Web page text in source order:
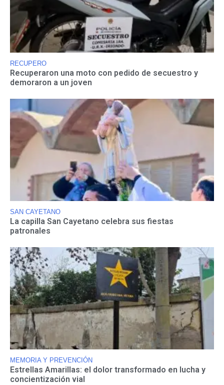
RECUPERO
Recuperaron una moto con pedido de secuestro y
demoraron a un joven
SAN CAYETANO
La capilla San Cayetano celebra sus fiestas
patronales
MEMORIA Y PREVENCIÓN
Estrellas Amarillas: el dolor transformado en lucha y
concientización vial